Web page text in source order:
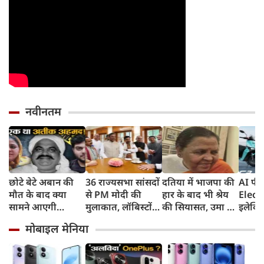
नवीनतम
छोटे बेटे अबान की
मौत के बाद क्या
सामने आएगी
फरार है माफिया
अतीक अहमद की
पत्नी
36 राज्यसभा सांसदों
से PM मोदी की
मुलाकात, लॉबिस्टों
किया सावधान
दतिया में भाजपा की
हार के बाद भी श्रेय
की सियासत, उमा का
से मिले वोट, लोधी
बाहुल्य बसई में पार्टी
को मिली थी बढ़त
AI
8 साल
मोबाइल मेनिया